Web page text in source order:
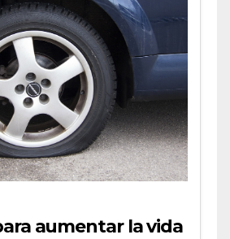
aumentar la vida